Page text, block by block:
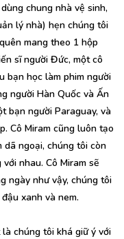
chung nhà vệ sinh,
lý nhà) hẹn chúng tôi
mang theo 1 hộp
sĩ người Đức, một cô
bạn học làm phim người
người Hàn Quốc và Ấn
bạn người Paraguay, và
Cô Miram cũng luôn tạo
dã ngoại, chúng tôi còn
nhau. Cô Miram sẽ
ngày như vậy, chúng tôi
xanh và nem.
chúng tôi khá giữ ý với